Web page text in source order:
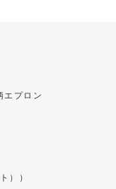
エプロン
））